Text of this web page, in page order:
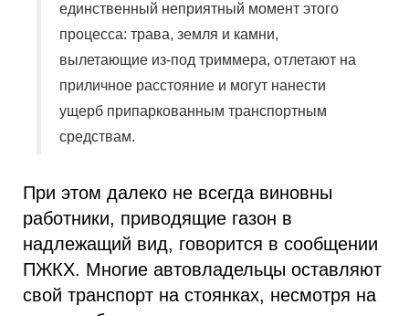
единственный неприятный момент этого
процесса: трава, земля и камни,
вылетающие из-под триммера, отлетают на
приличное расстояние и могут нанести
ущерб припаркованным транспортным
средствам.
При этом далеко не всегда виновны
работники, приводящие газон в
надлежащий вид, говорится в сообщении
ПЖКХ. Многие автовладельцы оставляют
свой транспорт на стоянках, несмотря на